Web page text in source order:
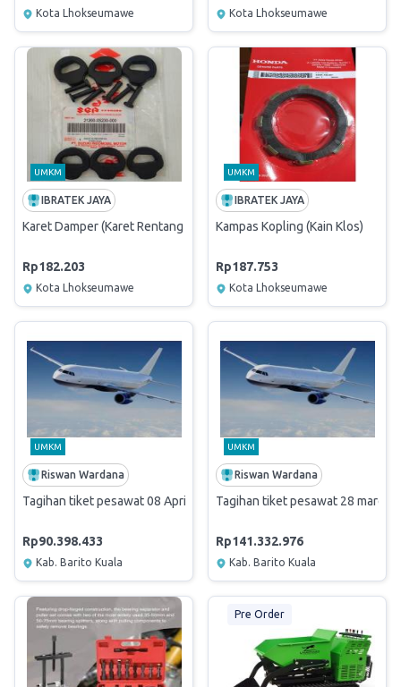
Kota Lhokseumawe Kota Lhokseumawe
UMKM
IBRATEK JAYA
Karet Damper (Karet Rentang Klos)
Rp182.203
Kota Lhokseumawe
UMKM
IBRATEK JAYA
Kampas Kopling (Kain Klos)
Rp187.753
Kota Lhokseumawe
UMKM
Riswan Wardana
Tagihan tiket pesawat 08 April - 6 Juni 2026 BL
Rp90.398.433
Kab. Barito Kuala
UMKM
Riswan Wardana
Tagihan tiket pesawat 28 maret -
Rp141.332.976
Kab. Barito Kuala
Pre Order